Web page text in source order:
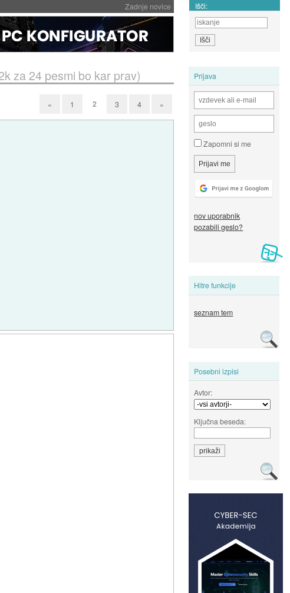
Zadnje novice Išči:
Prijava
Zapomni si me
nov uporabnik
pozabili geslo?
Hitre funkcije
seznam tem
Posebni izpisi
Avtor:
Ključna beseda:
za 24 pesmi bo kar prav)
« 1 2 3 4 »